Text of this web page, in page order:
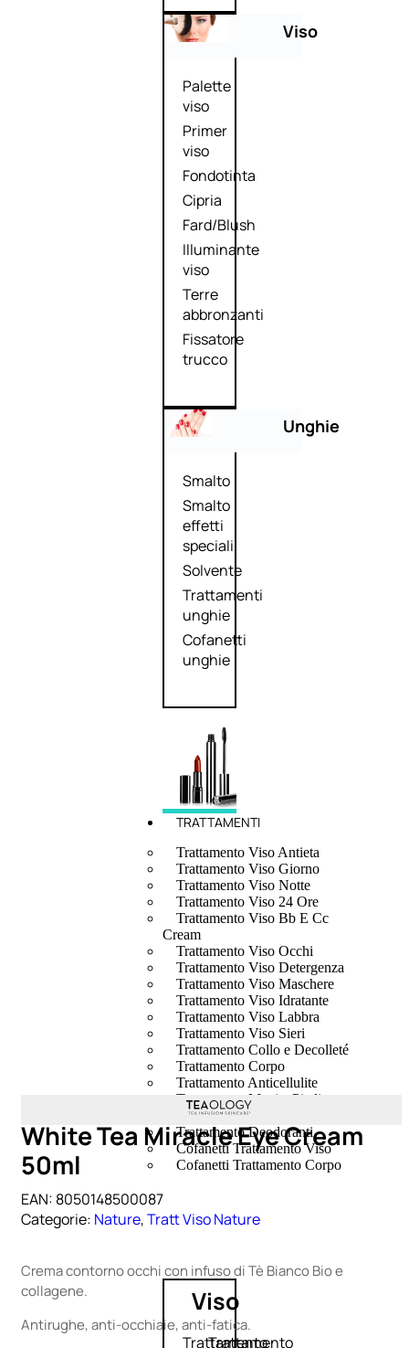
Viso
Palette
viso
Primer
viso
Fondotinta
Cipria
Fard/Blush
Illuminante
viso
Terre
abbronzanti
Fissatore
trucco
Unghie
Smalto
Smalto
effetti
speciali
Solvente
Trattamenti
unghie
Cofanetti
unghie
TRATTAMENTI
Trattamento Viso Antieta
Trattamento Viso Giorno
Trattamento Viso Notte
Trattamento Viso 24 Ore
Trattamento Viso Bb E Cc
Cream
Trattamento Viso Occhi
Trattamento Viso Detergenza
Trattamento Viso Maschere
Trattamento Viso Idratante
Trattamento Viso Labbra
Trattamento Viso Sieri
Trattamento Collo e Decolleté
Trattamento Corpo
Trattamento Anticellulite
Trattamento Mani e Piedi
Trattamento Unghie
Trattamento Deodoranti
Cofanetti Trattamento Viso
Cofanetti Trattamento Corpo
Viso
Trattamento
Trattamento
White Tea Miracle Eye Cream
50ml
EAN: 8050148500087
Categorie: Nature,Tratt Viso Nature
Crema contorno occhi con infuso di Tè Bianco Bio e
collagene.
Antirughe, anti-occhiaie, anti-fatica.